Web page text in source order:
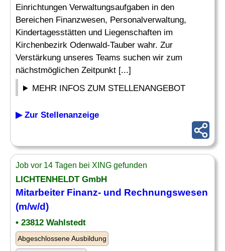
Einrichtungen Verwaltungsaufgaben in den
Bereichen Finanzwesen, Personalverwaltung,
Kindertagesstätten und Liegenschaften im
Kirchenbezirk Odenwald-Tauber wahr. Zur
Verstärkung unseres Teams suchen wir zum
nächstmöglichen Zeitpunkt [...]
MEHR INFOS ZUM STELLENANGEBOT
▶ Zur Stellenanzeige
Job vor 14 Tagen bei XING gefunden
LICHTENHELDT GmbH
MitarbeiterFinanz- und Rechnungswesen
(m/w/d)
• 23812 Wahlstedt
Abgeschlossene Ausbildung